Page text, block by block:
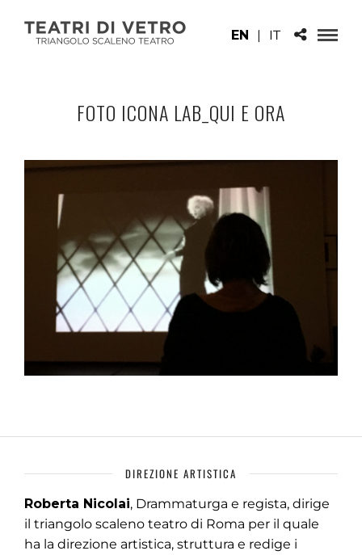
EN | IT
FOTO ICONA LAB_QUI E ORA
DIREZIONE ARTISTICA
Roberta Nicolai, Drammaturga e regista, dirige
il triangolo scaleno teatro di Roma per il quale
ha la direzione artistica, struttura e redige i